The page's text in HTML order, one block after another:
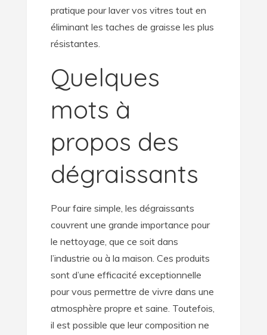
pratique pour laver vos vitres tout en
éliminant les taches de graisse les plus
résistantes.
Quelques
mots à
propos des
dégraissants
Pour faire simple, les dégraissants
couvrent une grande importance pour
le nettoyage, que ce soit dans
l’industrie ou à la maison. Ces produits
sont d’une efficacité exceptionnelle
pour vous permettre de vivre dans une
atmosphère propre et saine. Toutefois,
il est possible que leur composition ne